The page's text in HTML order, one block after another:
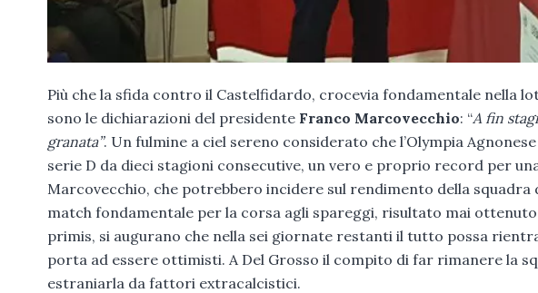
Più che la sfida contro il Castelfidardo, crocevia fondamentale nella
sono le dichiarazioni del presidente Franco Marcovecchio: “A fin
granata”. Un fulmine a ciel sereno considerato che l’Olympia
serie D da dieci stagioni consecutive, un vero e proprio record per
Marcovecchio, che potrebbero incidere sul rendimento della squadra
match fondamentale per la corsa agli spareggi, risultato mai
primis, si augurano che nella sei giornate restanti il tutto possa
porta ad essere ottimisti. A Del Grosso il compito di far rimanere la
estraniarla da fattori extracalcistici.